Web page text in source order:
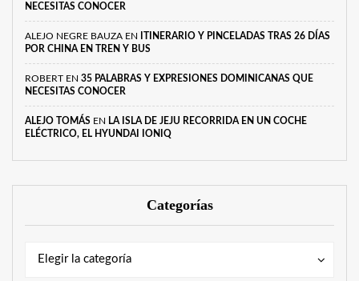
NECESITAS CONOCER
ALEJO NEGRE BAUZA EN
ITINERARIO Y PINCELADAS TRAS 26 DÍAS
POR CHINA EN TREN Y BUS
ROBERT EN 35 PALABRAS Y EXPRESIONES DOMINICANAS QUE
NECESITAS CONOCER
ALEJO TOMÁS EN LA ISLA DE JEJU RECORRIDA EN UN COCHE
ELÉCTRICO, EL HYUNDAI IONIQ
Categorías
Categorías
Elegir la categoría
Categorías